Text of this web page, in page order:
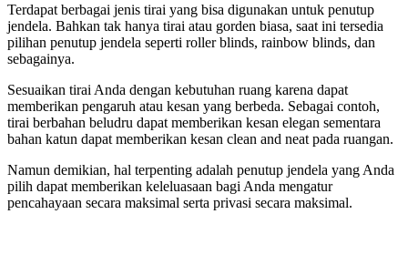
Terdapat berbagai jenis tirai yang bisa digunakan untuk penutup
jendela. Bahkan tak hanya tirai atau gorden biasa, saat ini tersedia
pilihan penutup jendela seperti roller blinds, rainbow blinds, dan
sebagainya.
Sesuaikan tirai Anda dengan kebutuhan ruang karena dapat
memberikan pengaruh atau kesan yang berbeda. Sebagai contoh,
tirai berbahan beludru dapat memberikan kesan elegan sementara
bahan katun dapat memberikan kesan clean and neat pada ruangan.
Namun demikian, hal terpenting adalah penutup jendela yang Anda
pilih dapat memberikan keleluasaan bagi Anda mengatur
pencahayaan secara maksimal serta privasi secara maksimal.